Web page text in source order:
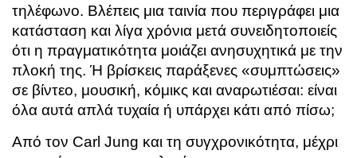
τηλέφωνο. Βλέπεις μια ταινία που περιγράφει μια
κατάσταση και λίγα χρόνια μετά συνειδητοποιείς
ότι η πραγματικότητα μοιάζει ανησυχητικά με την
πλοκή της. Ή βρίσκεις παράξενες «συμπτώσεις»
σε βίντεο, μουσική, κόμικς και αναρωτιέσαι: είναι
όλα αυτά απλά τυχαία ή υπάρχει κάτι από πίσω;
Από τον Carl Jung και τη συγχρονικότητα, μέχρι